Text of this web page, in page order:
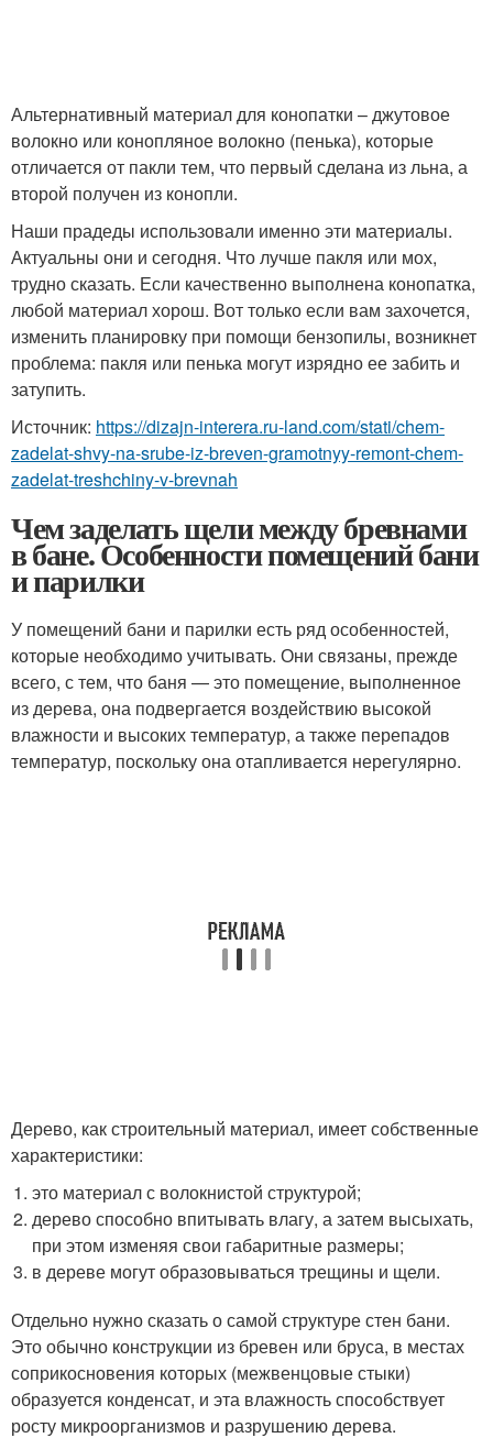
Альтернативный материал для конопатки – джутовое
волокно или конопляное волокно (пенька), которые
отличается от пакли тем, что первый сделана из льна, а
второй получен из конопли.
Наши прадеды использовали именно эти материалы.
Актуальны они и сегодня. Что лучше пакля или мох,
трудно сказать. Если качественно выполнена конопатка,
любой материал хорош. Вот только если вам захочется,
изменить планировку при помощи бензопилы, возникнет
проблема: пакля или пенька могут изрядно ее забить и
затупить.
Источник: https://dizajn-interera.ru-land.com/stati/chem-
zadelat-shvy-na-srube-iz-breven-gramotnyy-remont-chem-
zadelat-treshchiny-v-brevnah
Чем заделать щели между бревнами
в бане. Особенности помещений бани
и парилки
У помещений бани и парилки есть ряд особенностей,
которые необходимо учитывать. Они связаны, прежде
всего, с тем, что баня — это помещение, выполненное
из дерева, она подвергается воздействию высокой
влажности и высоких температур, а также перепадов
температур, поскольку она отапливается нерегулярно.
Дерево, как строительный материал, имеет собственные
характеристики:
это материал с волокнистой структурой;
дерево способно впитывать влагу, а затем высыхать,
при этом изменяя свои габаритные размеры;
в дереве могут образовываться трещины и щели.
Отдельно нужно сказать о самой структуре стен бани.
Это обычно конструкции из бревен или бруса, в местах
соприкосновения которых (межвенцовые стыки)
образуется конденсат, и эта влажность способствует
росту микроорганизмов и разрушению дерева.